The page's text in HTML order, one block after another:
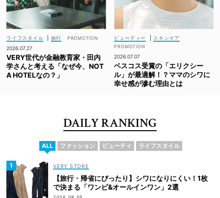
ライフスタイル
旅行
2026.07.27
VERY世代が金融教育家・田内
学さんと考える「なぜ今、NOT
A HOTELなの？」
ビューティー スキンケア
2026.07.07
ベスコス受賞の「エリクシー
ル」が最適解！？ママのシワに
幸せ感が滲む理由とは
DAILY RANKING
ALL ファッション ビューティ ライフスタイル
VERY STORE
【旅行・帰省にぴったり】シワになりにくい！1枚
で決まる「ワンピ&オールインワン」2選